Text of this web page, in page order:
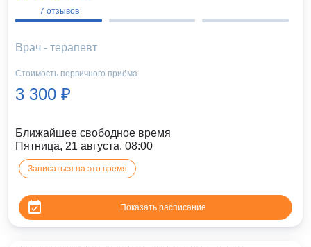
7 отзывов
Врач - терапевт
Стоимость первичного приёма
3 300 ₽
Ближайшее свободное время
Пятница, 21 августа, 08:00
Записаться на это время
Показать расписание